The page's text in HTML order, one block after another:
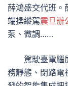
薛鴻盛交代班。
端操縱駕震旦辦
泵、微調……
駕駛臺電腦
務靜態、閉路電